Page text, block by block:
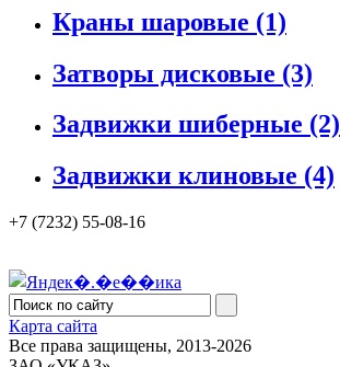
Краны шаровые (1)
Затворы дисковые (3)
Задвижки шиберные (2)
Задвижки клиновые (4)
+7 (7232) 55-08-16
Карта сайта
Все права защищены, 2013-2026